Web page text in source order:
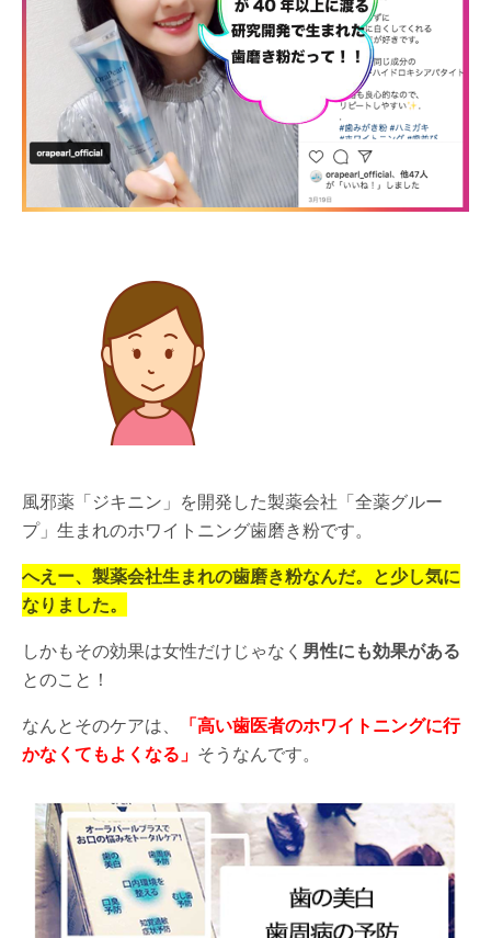
風邪薬「ジキニン」を開発した製薬会社「全薬グルー
プ」生まれのホワイトニング歯磨き粉です。
へえー、製薬会社生まれの歯磨き粉なんだ。と少し気に
なりました。
しかもその効果は女性だけじゃなく 男性にも効果がある
とのこと！
なんとそのケアは、
「高い歯医者のホワイトニングに行
かなくてもよくなる」 そうなんです。